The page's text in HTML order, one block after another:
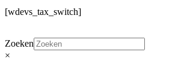
[wdevs_tax_switch]
Zoeken
×